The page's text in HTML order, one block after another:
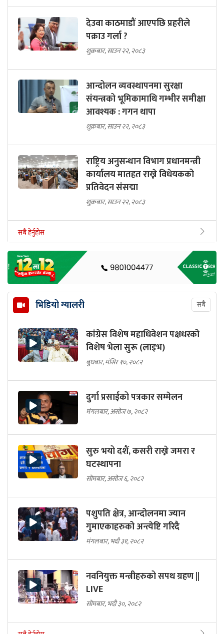
देउवा काठमाडौं आएपछि प्रहरीले
पक्राउ गर्ला ?
शुक्रबार, साउन २२, २०८३
आन्दोलन व्यवस्थापनमा सुरक्षा
संयन्त्रको भूमिकामाथि गम्भीर समीक्षा
आवश्यक : गगन थापा
शुक्रबार, साउन २२, २०८३
राष्ट्रिय अनुसन्धान विभाग प्रधानमन्त्री
कार्यालय मातहत राख्ने विधेयकको
प्रतिवेदन संसद्मा
शुक्रबार, साउन २२, २०८३
सबै हेर्नुहोस
भिडियो ग्यालरी सबै
कांग्रेस विशेष महाधिवेशन पक्षधरको
विशेष भेला सुरू (लाइभ)
बुधबार, मंसिर १०, २०८२
दुर्गा प्रसाईको पत्रकार सम्मेलन
मंगलबार, असोज ७, २०८२
सुरु भयो दशैं, कसरी राख्ने जमरा र
घटस्थापना
सोमबार, असोज ६, २०८२
पशुपति क्षेत्र, आन्दोलनमा ज्यान
गुमाएकाहरुको अन्त्येष्टि गरिदै
मंगलबार, भदौ ३१, २०८२
नवनियुक्त मन्त्रीहरुको सपथ ग्रहण ||
LIVE
सोमबार, भदौ ३०, २०८२